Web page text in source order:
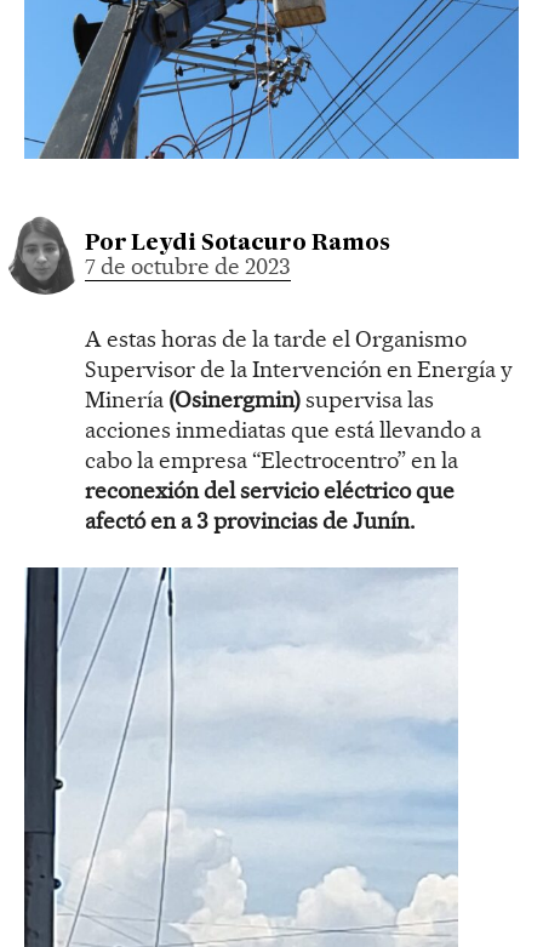
Por Leydi Sotacuro Ramos
7 de octubre de 2023
A estas horas de la tarde el Organismo
Supervisor de la Intervención en Energía y
Minería (Osinergmin)supervisa las
acciones inmediatas que está llevando a
cabo la empresa “Electrocentro” en la
reconexión del servicio eléctrico que
afectó en a 3 provincias de Junín.